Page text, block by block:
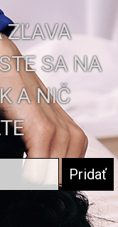
ZĽAVA
SA NA
A NIČ